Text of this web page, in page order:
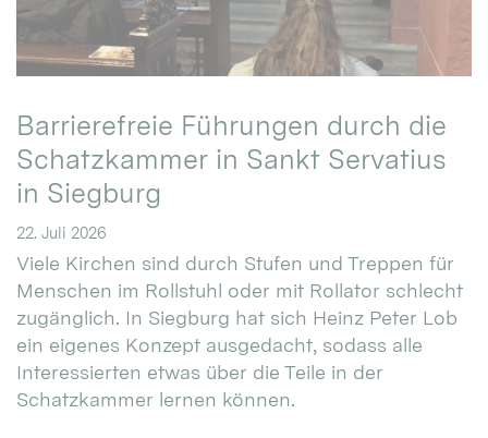
Barrierefreie Führungen durch die
Schatzkammer in Sankt Servatius
in Siegburg
22. Juli 2026
Viele Kirchen sind durch Stufen und Treppen für
Menschen im Rollstuhl oder mit Rollator schlecht
zugänglich. In Siegburg hat sich Heinz Peter Lob
ein eigenes Konzept ausgedacht, sodass alle
Interessierten etwas über die Teile in der
Schatzkammer lernen können.